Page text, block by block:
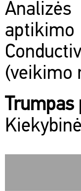
(veikimo